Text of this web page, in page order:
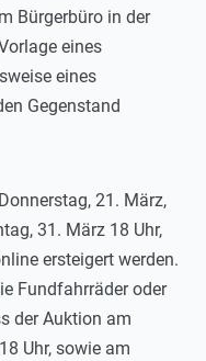
Bürgerbüro in der
eines
eines
Gegenstand
21. März,
31. März 18 Uhr,
ersteigert werden.
Fundfahrräder oder
der Auktion am
Uhr, sowie am